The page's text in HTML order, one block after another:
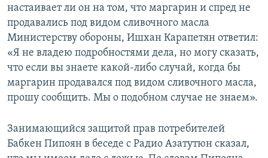
настаивает ли он на том, что маргарин и спред не
продавались под видом сливочного масла
Министерству обороны, Ишхан Карапетян ответил:
«Я не владею подробностями дела, но могу сказать,
что если вы знаете какой-либо случай, когда бы
маргарин продавался под видом сливочного масла,
прошу сообщить. Мы о подобном случае не знаем».
Занимающийся защитой прав потребителей
Бабкен Пипоян в беседе с Радио Азатутюн сказал,